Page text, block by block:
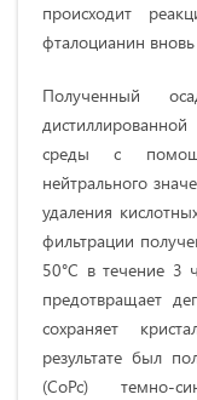
происходит
фталоцианин
Полученный
среды с
нейтрального
удаления
фильтрации
50°C в течение 3
предотвращает
сохраняет
результате был
(CoPc) темно-